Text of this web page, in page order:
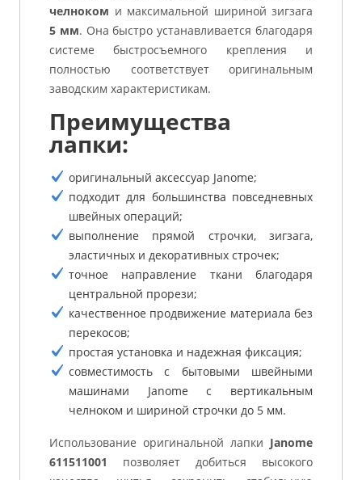
челноком и максимальной шириной зигзага
5 мм. Она быстро устанавливается благодаря
системе быстросъемного крепления и
полностью соответствует оригинальным
заводским характеристикам.
Преимущества
лапки:
оригинальный аксессуар Janome;
подходит для большинства повседневных
швейных операций;
выполнение прямой строчки, зигзага,
эластичных и декоративных строчек;
точное направление ткани благодаря
центральной прорези;
качественное продвижение материала без
перекосов;
простая установка и надежная фиксация;
совместимость с бытовыми швейными
машинами Janome с вертикальным
челноком и шириной строчки до 5 мм.
Использование оригинальной лапки Janome
611511001
позволяет добиться высокого